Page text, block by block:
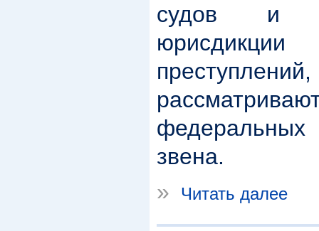
судов и
звена.
»
Читать далее